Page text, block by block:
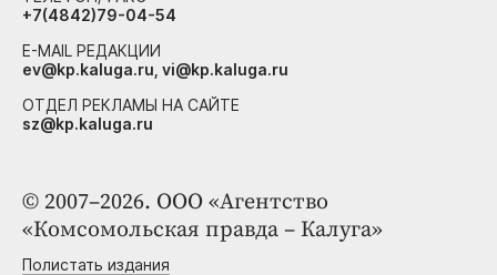
© 2007–2026. ООО «Агентство
«Комсомольская правда – Калуга»
Полистать издания
+7(4842)79-04-54
E-MAIL РЕДАКЦИИ
ev@kp.kaluga.ru, vi@kp.kaluga.ru
ОТДЕЛ РЕКЛАМЫ НА САЙТЕ
sz@kp.kaluga.ru